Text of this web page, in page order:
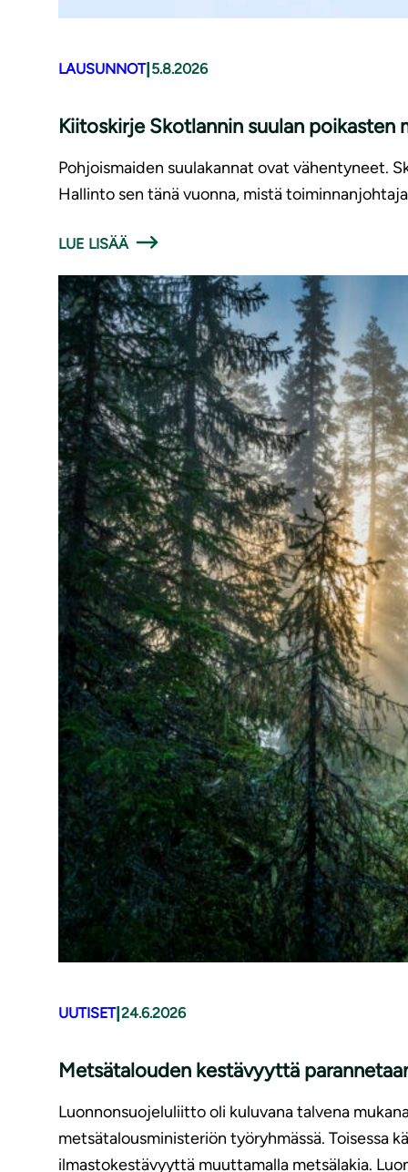
LAUSUNNOT|5.8.2026
Kiitoskirje Skotlannin suulan poikasten
Pohjoismaiden suulakannat ovat vähentyneet.
Hallinto sen tänä vuonna, mistä
LUE LISÄÄ
UUTISET|24.6.2026
Metsätalouden kestävyyttä
Luonnonsuojeluliitto oli kuluvana talvena
metsätalousministeriön työryhmässä. Toisessa
ilmastokestävyyttä muuttamalla metsälakia.